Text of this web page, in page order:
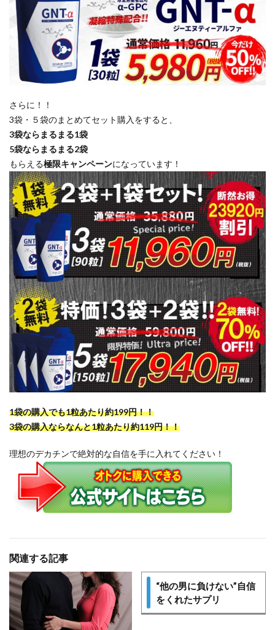
さらに！！
3袋・５袋のまとめてセット購入をすると、
3袋ならまるまる1袋
5袋ならまるまる2袋
もらえる極限キャンペーンになっています！
1袋の購入でも1粒あたり約199円！！
3袋の購入ならなんと1粒あたり約119円！！
理想のデカチンで絶対的な自信を手に入れてください！
関連する記事
“他の男に負けない”自信
をくれたサプリ